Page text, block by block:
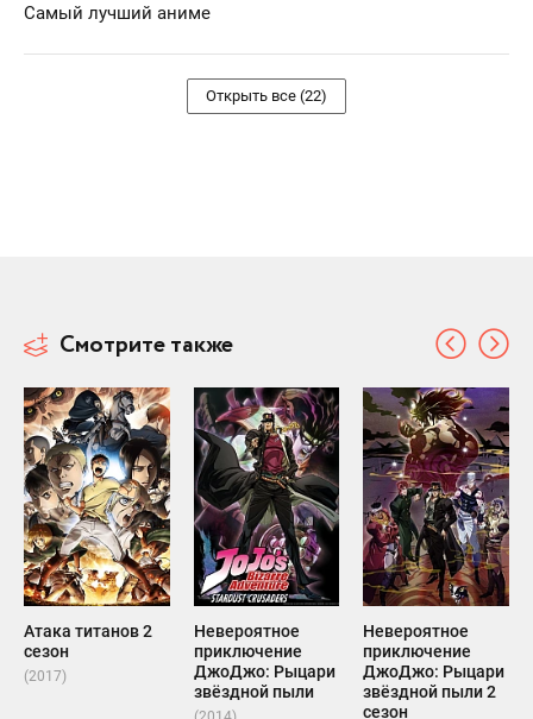
Самый лучший аниме
Открыть все (22)
Смотрите также
Атака титанов 2
сезон
(2017)
Невероятное
приключение
ДжоДжо: Рыцари
звёздной пыли
Невероятное
приключение
ДжоДжо: Рыцари
звёздной пыли 2
сезон